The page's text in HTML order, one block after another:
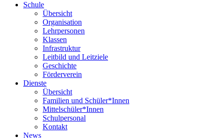
Schule
Übersicht
Organisation
Lehrpersonen
Klassen
Infrastruktur
Leitbild und Leitziele
Geschichte
Förderverein
Dienste
Übersicht
Familien und Schüler*Innen
Mittelschüler*Innen
Schulpersonal
Kontakt
News